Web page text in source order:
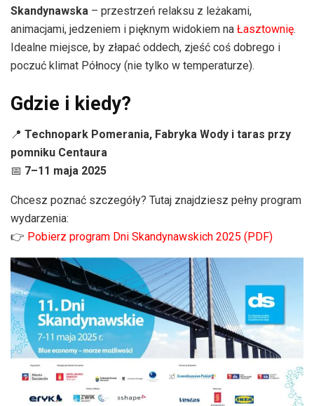
Skandynawska – przestrzeń relaksu z leżakami,
animacjami, jedzeniem i pięknym widokiem na Łasztownię.
Idealne miejsce, by złapać oddech, zjeść coś dobrego i
poczuć klimat Północy (nie tylko w temperaturze).
Gdzie i kiedy?
📍 Technopark Pomerania, Fabryka Wody i taras przy
pomniku Centaura
📅 7–11 maja 2025
Chcesz poznać szczegóły? Tutaj znajdziesz pełny program
wydarzenia:
👉 Pobierz program Dni Skandynawskich 2025 (PDF)